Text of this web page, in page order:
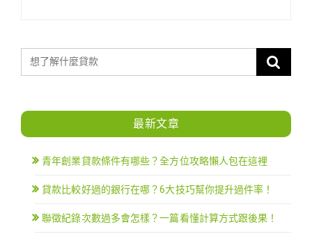
最新文章
青年創業貸款條件有哪些？全方位攻略懶人包在這裡
貸款比較好過的銀行在哪？6大技巧幫你提升過件率！
聯徵紀錄次數過多會怎樣？一篇看懂計算方式跟後果！